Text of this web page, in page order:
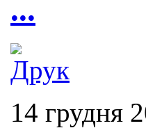
...
14 грудня